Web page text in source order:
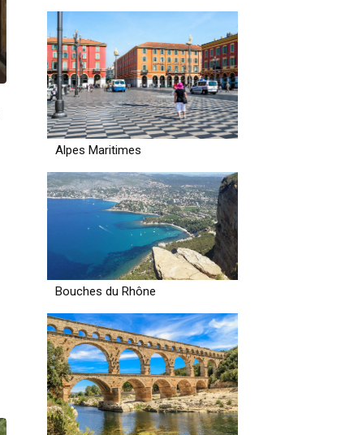
Alpes Maritimes
Bouches du Rhône